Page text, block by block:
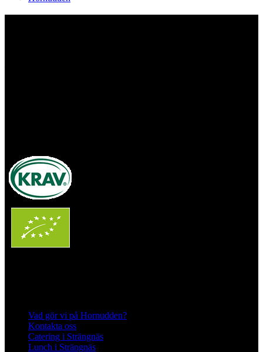
Vad gör vi på Hornudden?
Kontakta oss
Catering i Strängnäs
Lunch i Strängnäs